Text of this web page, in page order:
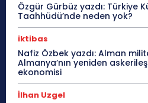
Özgür Gürbüz yazdı: Türkiye
Taahhüdü’nde neden yok?
iktibas
Nafiz Özbek yazdı: Alman
Almanya’nın yeniden
ekonomisi
İlhan Uzgel